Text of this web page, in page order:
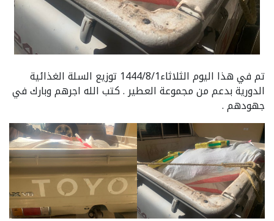
تم في هذا اليوم الثلاثاء1444/8/1 توزيع السلة الغذائية
الدورية بدعم من مجموعة العطير . كتب الله اجرهم وبارك في
جهودهم .